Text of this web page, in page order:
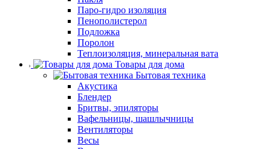
Паро-гидро изоляция
Пенополистерол
Подложка
Поролон
Теплоизоляция, минеральная вата
Товары для дома
Бытовая техника
Акустика
Блендер
Бритвы, эпиляторы
Вафельницы, шашлычницы
Вентиляторы
Весы